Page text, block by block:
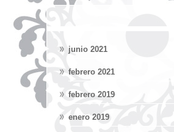
junio 2021
febrero 2021
febrero 2019
enero 2019